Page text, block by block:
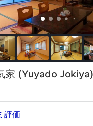
(Yuyado Jokiya)
評価